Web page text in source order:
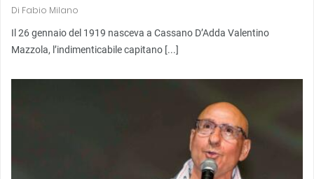
Di Fabio Milano
Il 26 gennaio del 1919 nasceva a Cassano D’Adda Valentino
Mazzola, l’indimenticabile capitano [...]